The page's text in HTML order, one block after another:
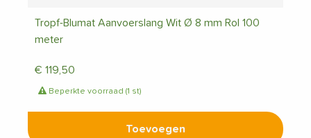
Tropf-Blumat Aanvoerslang Wit Ø 8 mm Rol 100
meter
€ 119,50
Beperkte voorraad (1 st)
Toevoegen